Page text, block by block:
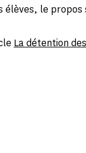
élèves, le propos
La détention des